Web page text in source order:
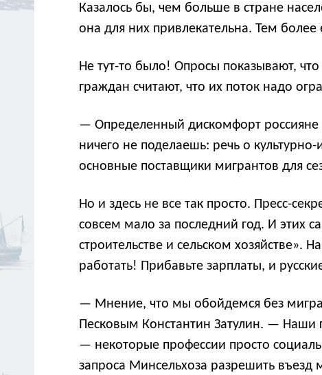
Казалось бы, чем больше в стране
она для них привлекательна. Тем
Не тут-то было! Опросы показывают,
граждан считают, что их поток надо
— Определенный дискомфорт россияне
ничего не поделаешь: речь о
основные поставщики мигрантов для
Но и здесь не все так просто. Пресс-
совсем мало за последний год. И этих
строительстве и сельском
работать! Прибавьте зарплаты, и
— Мнение, что мы обойдемся без
Песковым Константин Затулин. — Наши
— некоторые профессии просто
запроса Минсельхоза разрешить